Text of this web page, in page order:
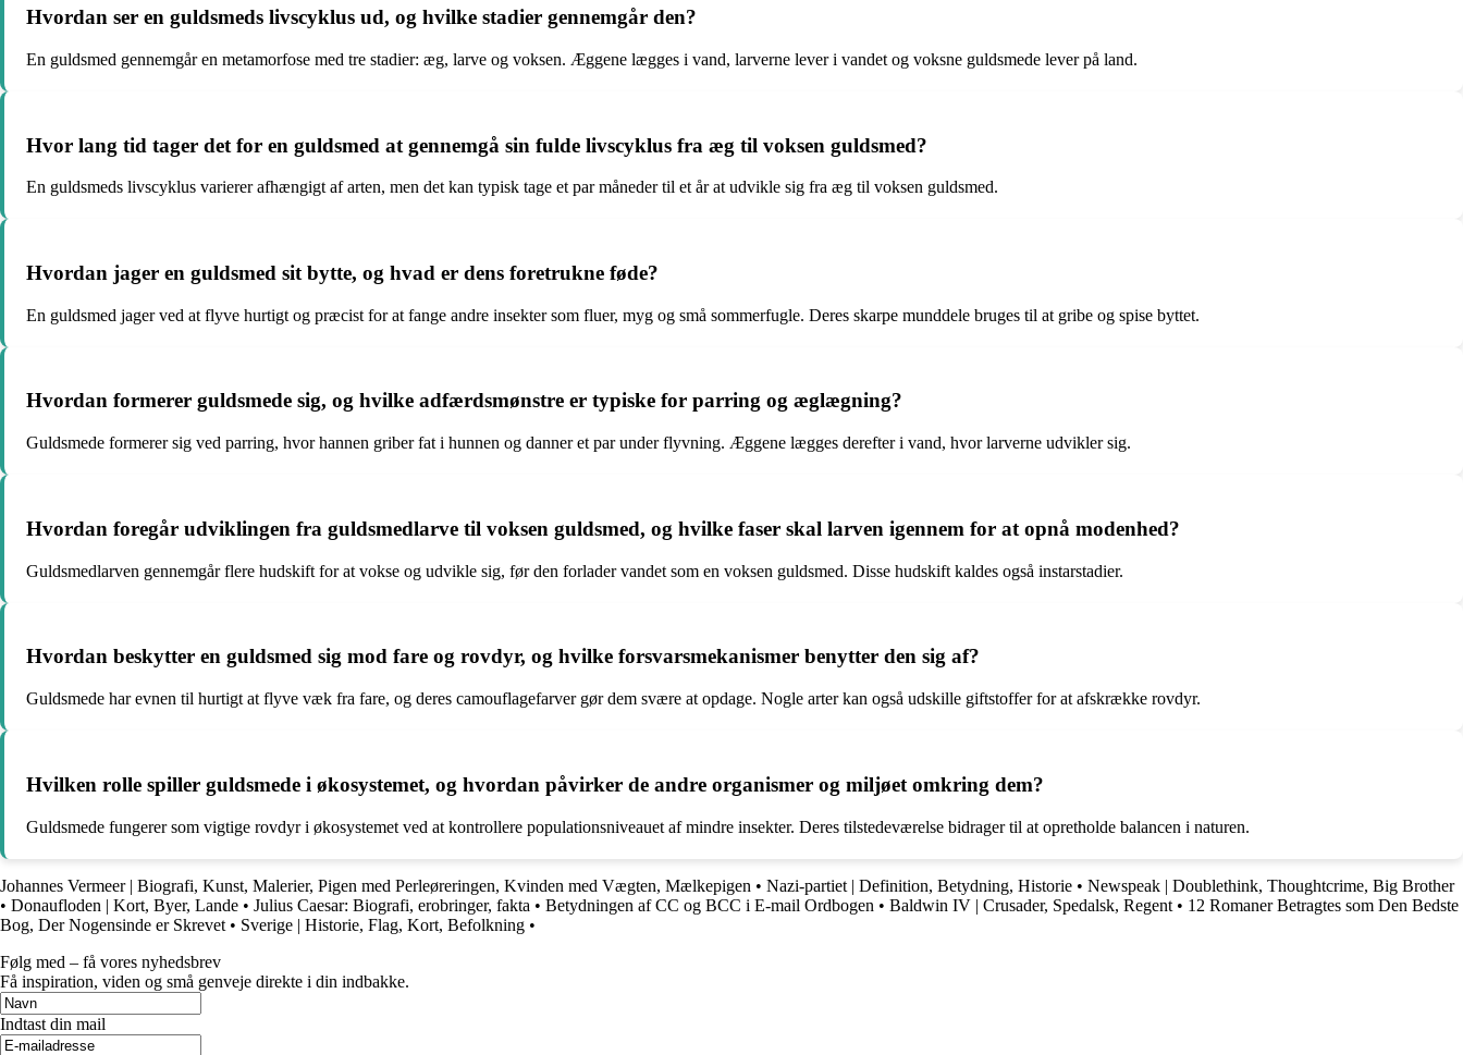
Hvordan ser en guldsmeds livscyklus ud, og hvilke stadier gennemgår den?
En guldsmed gennemgår en metamorfose med tre stadier: æg, larve og voksen. Æggene lægges i vand, larverne lever i vandet og voksne guldsmede lever på land.
Hvor lang tid tager det for en guldsmed at gennemgå sin fulde livscyklus fra æg til voksen guldsmed?
En guldsmeds livscyklus varierer afhængigt af arten, men det kan typisk tage et par måneder til et år at udvikle sig fra æg til voksen guldsmed.
Hvordan jager en guldsmed sit bytte, og hvad er dens foretrukne føde?
En guldsmed jager ved at flyve hurtigt og præcist for at fange andre insekter som fluer, myg og små sommerfugle. Deres skarpe munddele bruges til at gribe og spise byttet.
Hvordan formerer guldsmede sig, og hvilke adfærdsmønstre er typiske for parring og æglægning?
Guldsmede formerer sig ved parring, hvor hannen griber fat i hunnen og danner et par under flyvning. Æggene lægges derefter i vand, hvor larverne udvikler sig.
Hvordan foregår udviklingen fra guldsmedlarve til voksen guldsmed, og hvilke faser skal larven igennem for at opnå modenhed?
Guldsmedlarven gennemgår flere hudskift for at vokse og udvikle sig, før den forlader vandet som en voksen guldsmed. Disse hudskift kaldes også instarstadier.
Hvordan beskytter en guldsmed sig mod fare og rovdyr, og hvilke forsvarsmekanismer benytter den sig af?
Guldsmede har evnen til hurtigt at flyve væk fra fare, og deres camouflagefarver gør dem svære at opdage. Nogle arter kan også udskille giftstoffer for at afskrække rovdyr.
Hvilken rolle spiller guldsmede i økosystemet, og hvordan påvirker de andre organismer og miljøet omkring dem?
Guldsmede fungerer som vigtige rovdyr i økosystemet ved at kontrollere populationsniveauet af mindre insekter. Deres tilstedeværelse bidrager til at opretholde balancen i naturen.
Johannes Vermeer | Biografi, Kunst, Malerier, Pigen med Perleøreringen, Kvinden med Vægten, Mælkepigen • Nazi-partiet | Definition, Betydning, Historie • Newspeak | Doublethink, Thoughtcrime, Big Brother
• Donaufloden | Kort, Byer, Lande • Julius Caesar: Biografi, erobringer, fakta • Betydningen af CC og BCC i E-mail Ordbogen • Baldwin IV | Crusader, Spedalsk, Regent • 12 Romaner Betragtes som Den Bedste
Bog, Der Nogensinde er Skrevet • Sverige | Historie, Flag, Kort, Befolkning •
Følg med – få vores nyhedsbrev
Få inspiration, viden og små genveje direkte i din indbakke.
Indtast din mail